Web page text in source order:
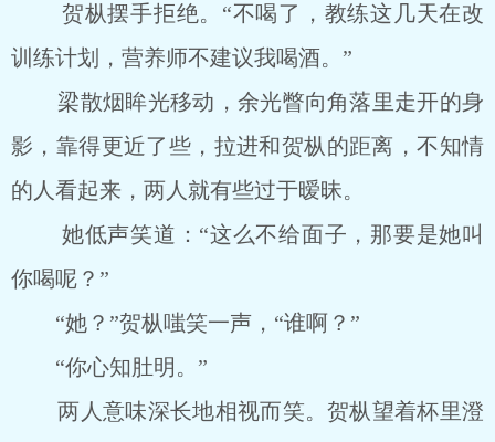
贺枞摆手拒绝。“不喝了，教练这几天在改
训练计划，营养师不建议我喝酒。”
梁散烟眸光移动，余光瞥向角落里走开的身
影，靠得更近了些，拉进和贺枞的距离，不知情
的人看起来，两人就有些过于暧昧。
她低声笑道：“这么不给面子，那要是她叫
你喝呢？”
“她？”贺枞嗤笑一声，“谁啊？”
“你心知肚明。”
两人意味深长地相视而笑。贺枞望着杯里澄